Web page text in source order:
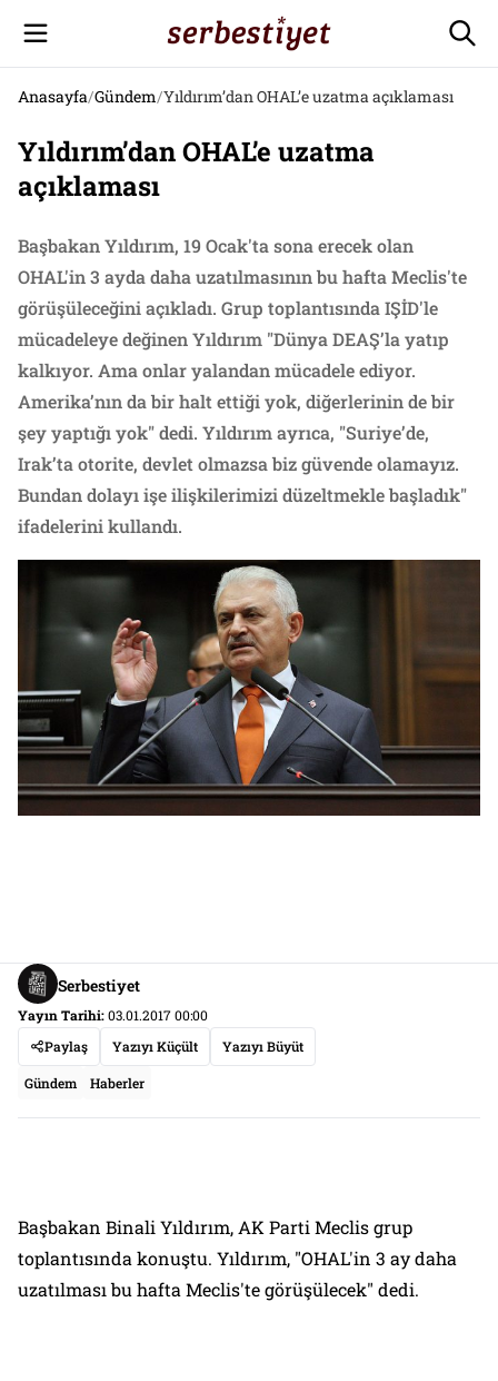
Anasayfa/Gündem/Yıldırım’dan OHAL’e uzatma açıklaması
Yıldırım’dan OHAL’e uzatma
açıklaması
Başbakan Yıldırım, 19 Ocak'ta sona erecek olan
OHAL'in 3 ayda daha uzatılmasının bu hafta Meclis'te
görüşüleceğini açıkladı. Grup toplantısında IŞİD'le
mücadeleye değinen Yıldırım "Dünya DEAŞ’la yatıp
kalkıyor. Ama onlar yalandan mücadele ediyor.
Amerika’nın da bir halt ettiği yok, diğerlerinin de bir
şey yaptığı yok" dedi. Yıldırım ayrıca, "Suriye’de,
Irak’ta otorite, devlet olmazsa biz güvende olamayız.
Bundan dolayı işe ilişkilerimizi düzeltmekle başladık"
ifadelerini kullandı.
Serbestiyet
Yayın Tarihi:03.01.2017 00:00
Paylaş
Yazıyı Küçült Yazıyı Büyüt
Gündem Haberler
Başbakan Binali Yıldırım, AK Parti Meclis grup
toplantısında konuştu. Yıldırım, "OHAL'in 3 ay daha
uzatılması bu hafta Meclis'te görüşülecek" dedi.